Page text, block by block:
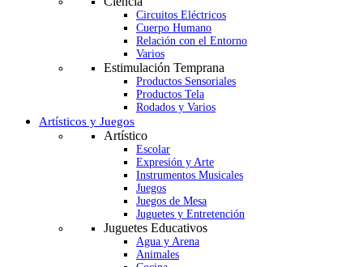
Circuitos Eléctricos
Cuerpo Humano
Relación con el Entorno
Varios
Estimulación Temprana
Productos Sensoriales
Productos Tela
Rodados y Varios
Artísticos y Juegos
Artístico
Escolar
Expresión y Arte
Instrumentos Musicales
Juegos
Juegos de Mesa
Juguetes y Entretención
Juguetes Educativos
Agua y Arena
Animales